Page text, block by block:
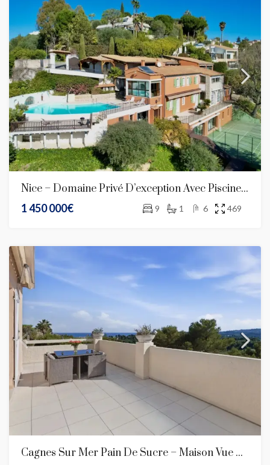
Nice – Domaine Privé D’exception Avec Piscine, Tennis Et 469 M² Habitables
1 450 000€
9 1 6 469
Cagnes Sur Mer Pain De Sucre – Maison Vue Panoramique De 150 M2